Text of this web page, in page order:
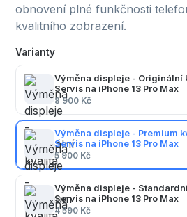
obnovení plné funkčnosti
kvalitního zobrazení.
Varianty
Výměna displeje - Originální
Servis na iPhone 13 Pro Max
8 900 Kč
Výměna displeje - Premium
Servis na iPhone 13 Pro Max
5 900 Kč
Výměna displeje -
Servis na iPhone 13 Pro Max
4 590 Kč